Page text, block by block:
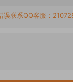
误联系QQ客服：